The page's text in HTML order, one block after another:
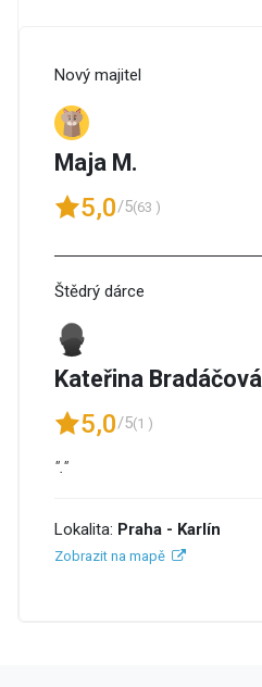
Nový majitel
Maja M.
5,0/5(63 )
Štědrý dárce
Kateřina Bradáčová
5,0/5(1 )
"."
Lokalita: Praha - Karlín
Zobrazit na mapě